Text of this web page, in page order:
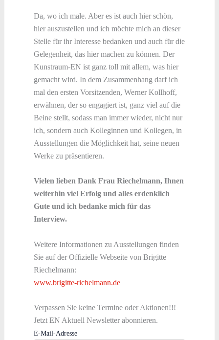
Da, wo ich male. Aber es ist auch hier schön,
hier auszustellen und ich möchte mich an dieser
Stelle für ihr Interesse bedanken und auch für die
Gelegenheit, das hier machen zu können. Der
Kunstraum-EN ist ganz toll mit allem, was hier
gemacht wird. In dem Zusammenhang darf ich
mal den ersten Vorsitzenden, Werner Kollhoff,
erwähnen, der so engagiert ist, ganz viel auf die
Beine stellt, sodass man immer wieder, nicht nur
ich, sondern auch Kolleginnen und Kollegen, in
Ausstellungen die Möglichkeit hat, seine neuen
Werke zu präsentieren.
Vielen lieben Dank Frau Riechelmann, Ihnen
weiterhin viel Erfolg und alles erdenklich
Gute und ich bedanke mich für das
Interview.
Weitere Informationen zu Ausstellungen finden
Sie auf der Offizielle Webseite von Brigitte
Riechelmann:
www.brigitte-richelmann.de
Verpassen Sie keine Termine oder Aktionen!!!
Jetzt EN Aktuell Newsletter abonnieren.
E-Mail-Adresse